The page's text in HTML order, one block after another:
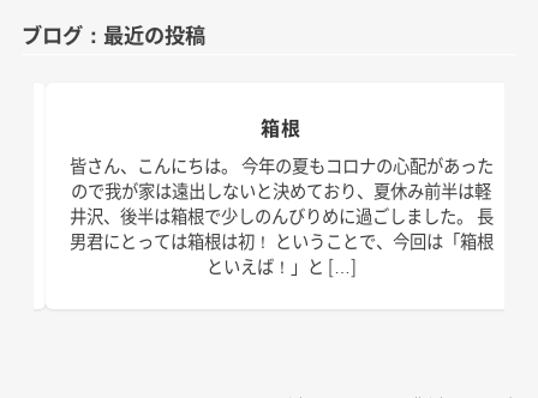
リ
ブログ：最近の投稿
箱根
皆さん、こんにちは。 今年の夏もコロナの心配があった
ので我が家は遠出しないと決めており、夏休み前半は軽
井沢、後半は箱根で少しのんびりめに過ごしました。 長
男君にとっては箱根は初！ ということで、今回は「箱根
といえば！」と […]